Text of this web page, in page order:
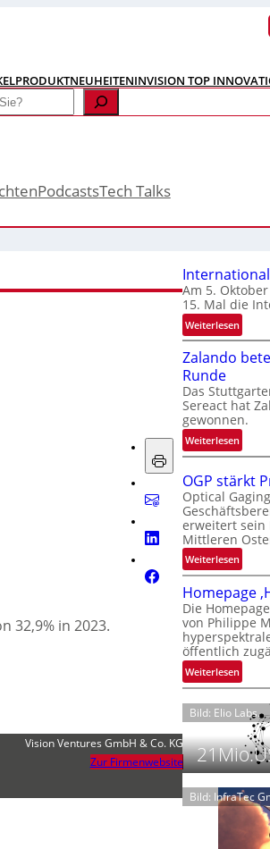
PRODUKTNEUHEITENINVISION TOP
PodcastsTech Talks
32,9% in 2023.
Vision Ventures GmbH & Co. KG
Zur Firmenwebsite
Am 5.
15. Mal die
Weiterlesen:
I
n
e
r
n
a
t
i
o
n
a
V
i
s
i
o
n
N
i
h
2
0
6
Zalando
Runde
Das
Sereact hat
gewonnen.
Weiterlesen:
Z
a
l
a
n
d
o
b
e
t
e
i
l
i
t
i
c
a
OGP stärkt
Optical
erweitert sein
Mittleren
Weiterlesen:
O
G
P
s
t
ä
r
t
r
ä
e
Homepage
Die
von Philippe
öffentlich
Weiterlesen:
H
o
m
e
p
a
g
e
Bild: Elio Labs.
Bild: InfraTec